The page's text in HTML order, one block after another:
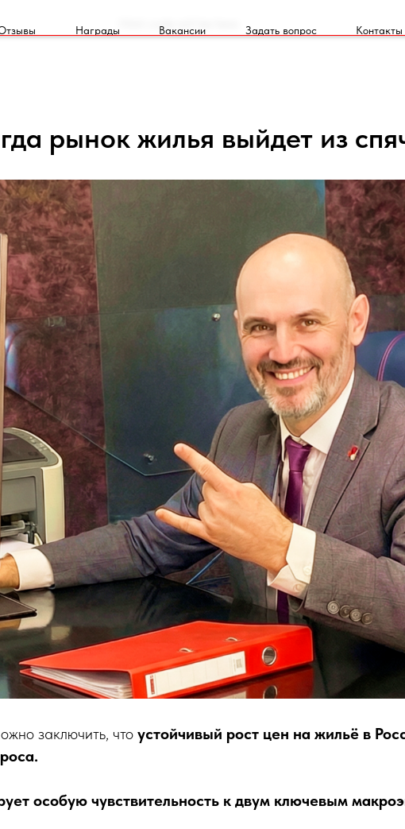
Награды Вакансии Задать вопрос Контакты
Html code will be here
рынок жилья выйдет из
заключить, что устойчивый рост цен на жильё в
особую чувствительность к двум ключевым